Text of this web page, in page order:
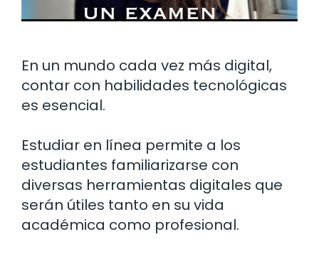
En un mundo cada vez más digital,
contar con habilidades tecnológicas
es esencial.
Estudiar en línea permite a los
estudiantes familiarizarse con
diversas herramientas digitales que
serán útiles tanto en su vida
académica como profesional.